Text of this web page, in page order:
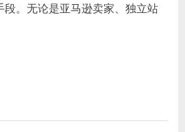
段。无论是亚马逊卖家、独立站